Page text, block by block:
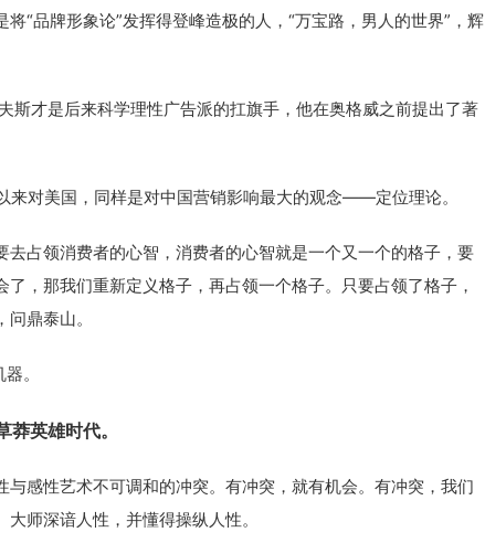
“品牌形象论”发挥得登峰造极的人，“万宝路，男人的世界”，辉
斯才是后来科学理性广告派的扛旗手，他在奥格威之前提出了著
来对美国，同样是对中国营销影响最大的观念——定位理论。
去占领消费者的心智，消费者的心智就是一个又一个的格子，要
，那我们重新定义格子，再占领一个格子。只要占领了格子，
鼎泰山。
。
英雄时代。
感性艺术不可调和的冲突。有冲突，就有机会。有冲突，我们
师深谙人性，并懂得操纵人性。